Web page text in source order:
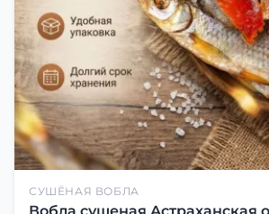
СУШЁНАЯ ВОБЛА